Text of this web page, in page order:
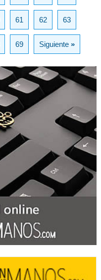
61 62 63
69 Siguiente»